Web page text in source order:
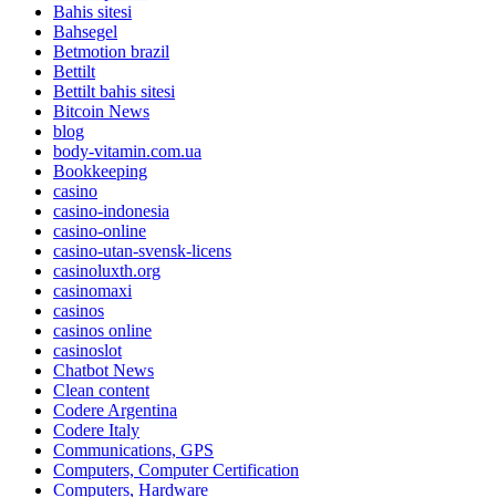
Bahis sitesi
Bahsegel
Betmotion brazil
Bettilt
Bettilt bahis sitesi
Bitcoin News
blog
body-vitamin.com.ua
Bookkeeping
casino
casino-indonesia
casino-online
casino-utan-svensk-licens
casinoluxth.org
casinomaxi
casinos
casinos online
casinoslot
Chatbot News
Clean content
Codere Argentina
Codere Italy
Communications, GPS
Computers, Computer Certification
Computers, Hardware